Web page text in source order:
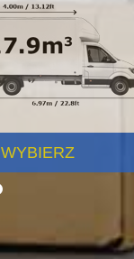
WYBIERZ